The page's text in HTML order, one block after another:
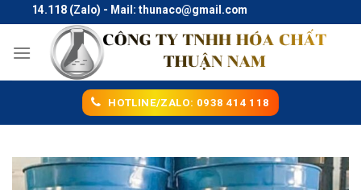
to
content
(Zalo) - Mail: thunaco@gmail.com
HOTLINE/ZALO: 0938 414 118